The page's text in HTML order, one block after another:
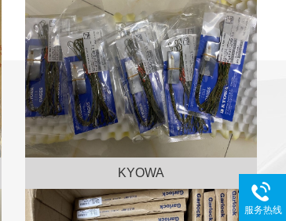
KYOWA
服务热线